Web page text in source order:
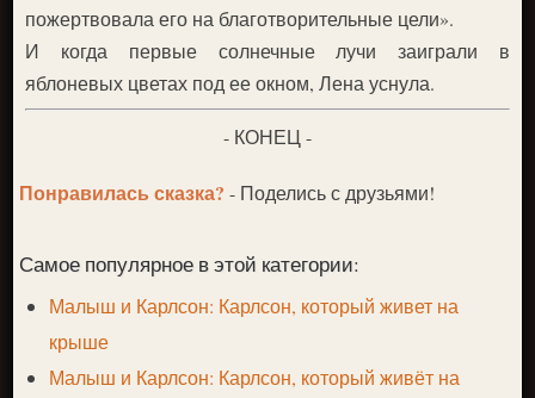
пожертвовала его на благотворительные цели».
И когда первые солнечные лучи заиграли в
яблоневых цветах под ее окном, Лена уснула.
- КОНЕЦ -
Понравилась сказка?- Поделись с друзьями!
Самое популярное в этой категории:
Малыш и Карлсон: Карлсон, который живет на
крыше
Малыш и Карлсон: Карлсон, который живёт на